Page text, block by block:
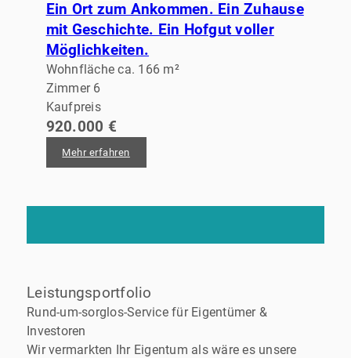
Ein Ort zum Ankommen. Ein Zuhause
mit Geschichte. Ein Hofgut voller
Möglichkeiten.
Wohnfläche ca. 166 m²
Zimmer 6
Kaufpreis
920.000 €
Mehr erfahren
Leistungsportfolio
Rund-um-sorglos-Service für Eigentümer &
Investoren
Wir vermarkten Ihr Eigentum als wäre es unsere